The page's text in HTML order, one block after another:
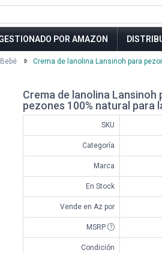
POR AMAZON
Crema de lanolina Lansinoh para
Crema de lanolina
pezones 100% natural para
SKU
Categoría
Marca
En Stock
Vende en Az por
MSRP
Condición